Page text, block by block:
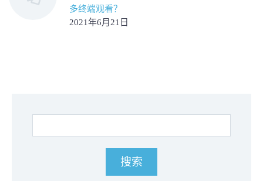
多终端观看？
2021年6月21日